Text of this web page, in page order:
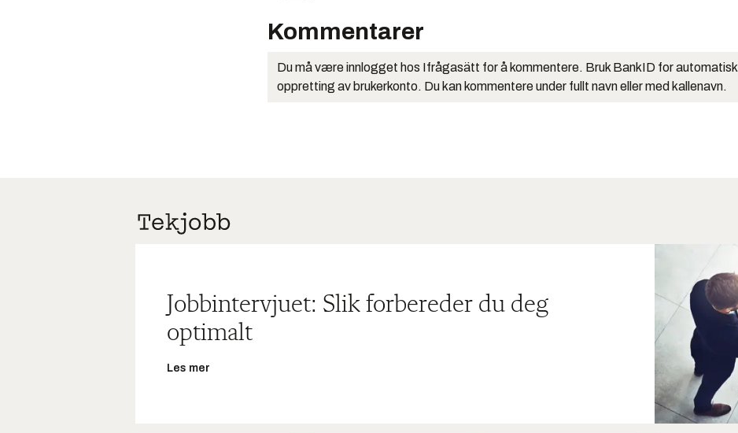
Kommentarer
Du må være innlogget hos Ifrågasätt for å kommentere. Bruk BankID for automatisk
oppretting av brukerkonto. Du kan kommentere under fullt navn eller med kallenavn.
Jobbintervjuet: Slik forbereder du deg
optimalt
Les mer